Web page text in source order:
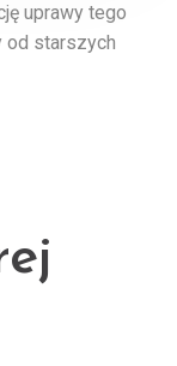
uprawy tego
od starszych